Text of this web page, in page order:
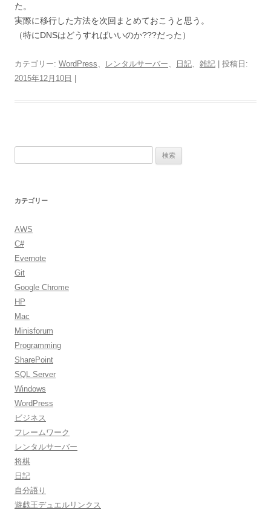
た。
実際に移行した方法を次回まとめておこうと思う。
（特にDNSはどうすればいいのか???だった）
カテゴリー: WordPress レンタルサーバー 日記 雑記 | 投稿日:
2015年12月10日
カテゴリー
AWS
C#
Evernote
Git
Google Chrome
HP
Mac
Minisforum
Programming
SharePoint
SQL Server
Windows
WordPress
ビジネス
フレームワーク
レンタルサーバー
将棋
日記
自分語り
遊戯王デュエルリンクス